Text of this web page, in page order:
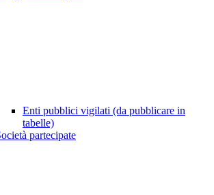
Enti pubblici vigilati (da pubblicare in
tabelle)
partecipate